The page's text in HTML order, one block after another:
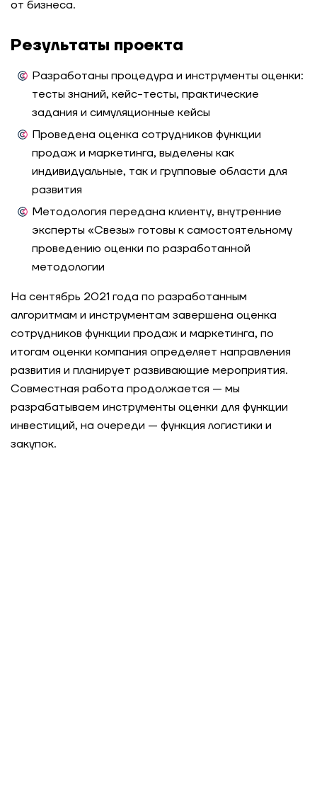
Оценка лидерского потенциала медицинских
Как системная оценка помогает принимать
кадровые решения и развивать команды
Как диагностика управленческих компетенций
стала точкой пересборки лидерства и
командной работы банка
Модель профессиональных компетенций
продуктовых лидеров производственной
Апдейт системы управления талантами
для «Бургер Кинг»
Разработка комплекта упражнений для оценки
персонала: кейс компании в сфере
интеллектуальных продуктов и сервисов
Трансформация функции снабжения
производственной компании: центр оценки
как основа решений по ротации и развитию
Разработка ситуационного теста SJT для
от бизнеса.
Результаты проекта
Разработаны процедура и инструменты оценки:
тесты знаний, кейс-тесты, практические
задания и симуляционные кейсы
Проведена оценка сотрудников функции
продаж и маркетинга, выделены как
индивидуальные, так и групповые области для
развития
Методология передана клиенту, внутренние
эксперты «Свезы» готовы к самостоятельному
проведению оценки по разработанной
методологии
На сентябрь 2021 года по разработанным
алгоритмам и инструментам завершена оценка
сотрудников функции продаж и маркетинга, по
итогам оценки компания определяет направления
развития и планирует развивающие мероприятия.
Совместная работа продолжается — мы
разрабатываем инструменты оценки для функции
инвестиций, на очереди — функция логистики и
закупок.